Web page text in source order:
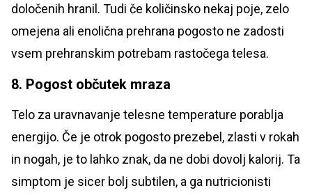
določenih hranil. Tudi če količinsko nekaj poje, zelo
omejena ali enolična prehrana pogosto ne zadosti
vsem prehranskim potrebam rastočega telesa.
8. Pogost občutek mraza
Telo za uravnavanje telesne temperature porablja
energijo. Če je otrok pogosto prezebel, zlasti v rokah
in nogah, je to lahko znak, da ne dobi dovolj kalorij. Ta
simptom je sicer bolj subtilen, a ga nutricionisti